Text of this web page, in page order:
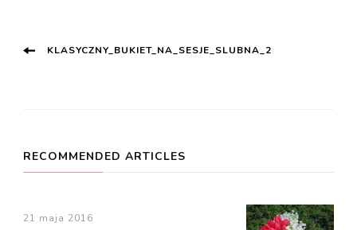
Post
KLASYCZNY_BUKIET_NA_SESJE_SLUBNA_2
RECOMMENDED ARTICLES
21 maja 2016